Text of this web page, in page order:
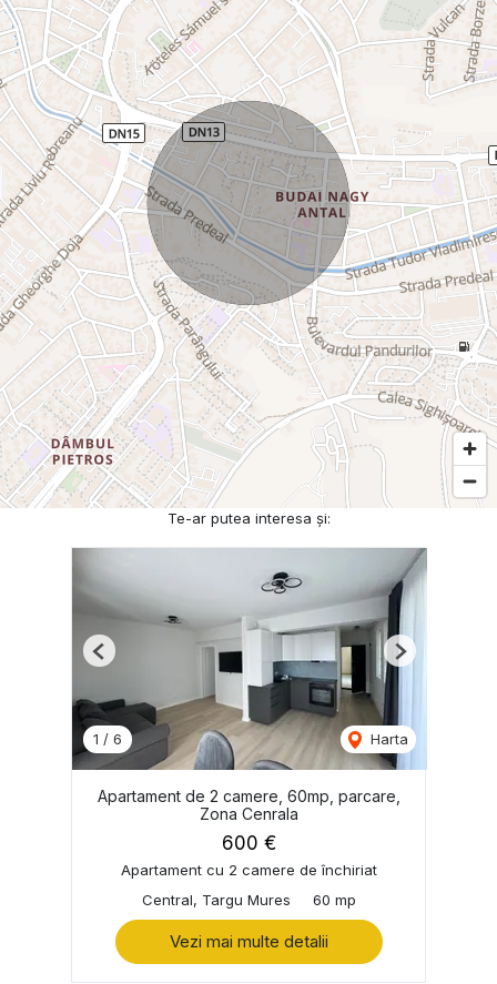
Te-ar putea interesa și:
1 / 6 Harta
Previous Next
Apartament de 2 camere, 60mp, parcare,
Zona Cenrala
600 €
Apartament cu 2 camere de închiriat
Central, Targu Mures
60 mp
Vezi mai multe detalii